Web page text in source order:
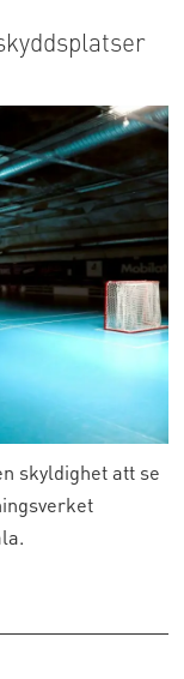
skyldighet att se